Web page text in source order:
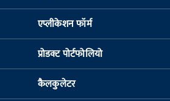
एप्लीकेशन फॉर्म
प्रोडक्ट पोर्टफोलियो
कैलकुलेटर